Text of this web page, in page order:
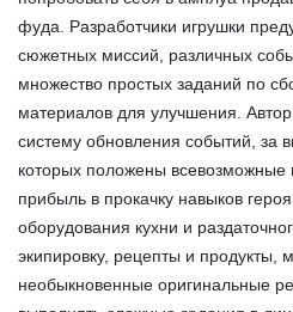
фуда. Разработчики игрушки
сюжетных миссий, различных
множество простых заданий по
материалов для улучшения.
систему обновления событий, за
которых положены всевозможные
прибыль в прокачку навыков
оборудования кухни и
экипировку, рецепты и продукты,
необыкновенные оригинальные